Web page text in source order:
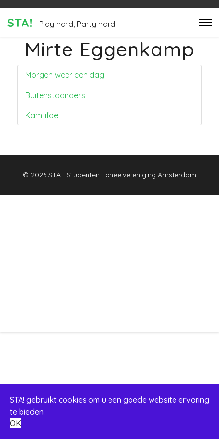
STA! Play hard, Party hard
Mirte Eggenkamp
Morgen weer een dag
Buitenstaanders
Kamilifoe
© 2026 STA - Studenten Toneelvereniging Amsterdam
STA! gebruikt cookies om u een goede website ervaring
te bieden.
OK